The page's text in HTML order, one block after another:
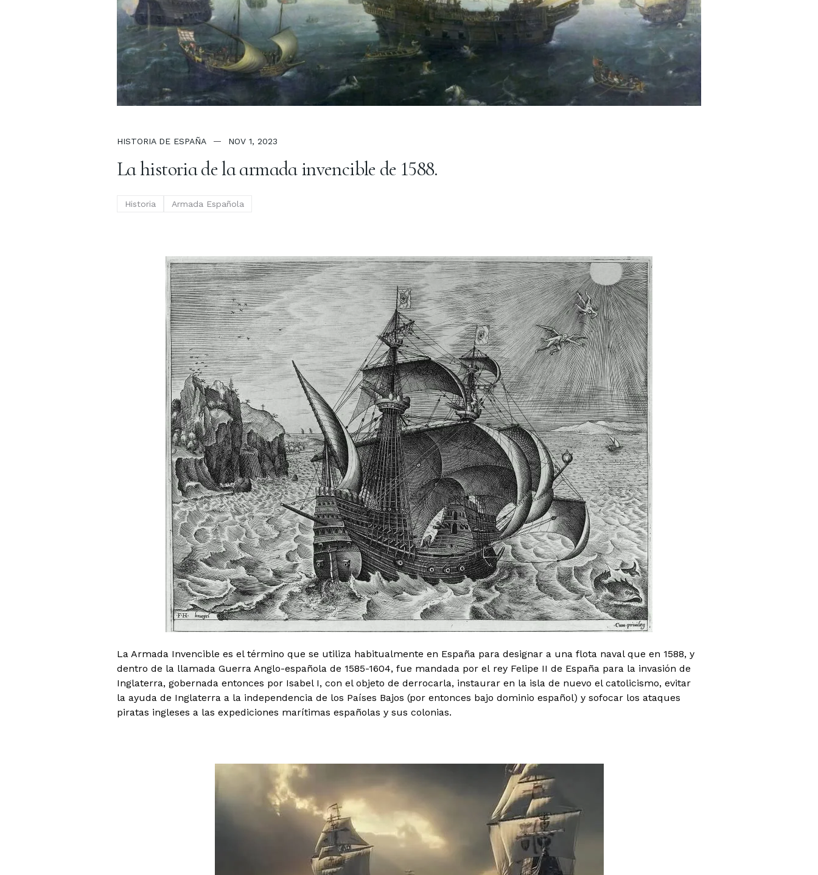
HISTORIA DE ESPAÑA NOV 1, 2023
La historia de la armada invencible de 1588.
Historia Armada Española
La Armada Invencible es el término que se utiliza habitualmente en España para designar a una flota naval que en 1588, y
dentro de la llamada Guerra Anglo-española de 1585-1604, fue mandada por el rey Felipe II de España para la invasión de
Inglaterra, gobernada entonces por Isabel I, con el objeto de derrocarla, instaurar en la isla de nuevo el catolicismo, evitar
la ayuda de Inglaterra a la independencia de los Países Bajos (por entonces bajo dominio español) y sofocar los ataques
piratas ingleses a las expediciones marítimas españolas y sus colonias.